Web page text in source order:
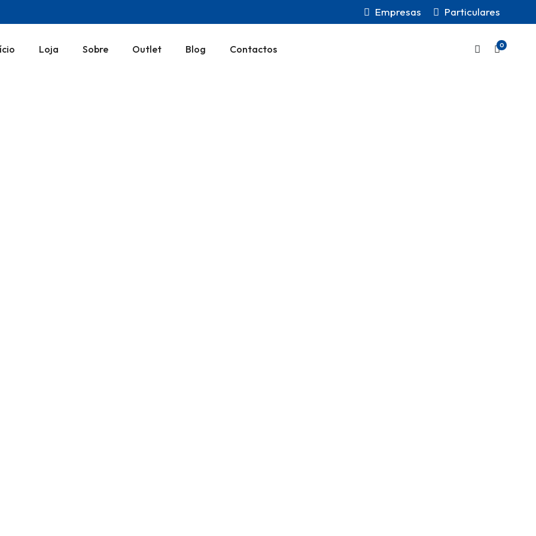
Empresas Particulares
Loja Sobre Outlet Blog Contactos 0